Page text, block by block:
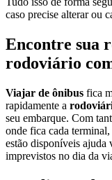
caso precise alterar ou
Encontre sua
rodoviário
Viajar de ônibus fica
rapidamente a
seu embarque. Com
onde fica cada
estão disponíveis ajuda
imprevistos no dia da